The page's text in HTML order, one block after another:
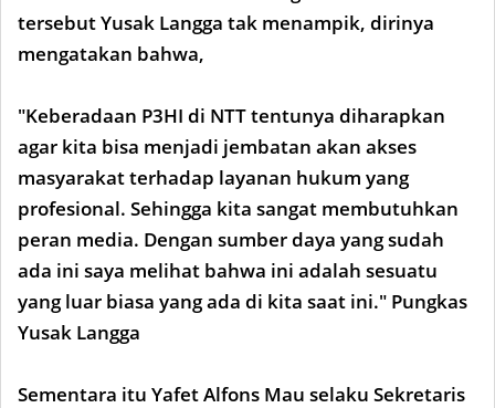
tersebut Yusak Langga tak menampik, dirinya
mengatakan bahwa,
"Keberadaan P3HI di NTT tentunya diharapkan
agar kita bisa menjadi jembatan akan akses
masyarakat terhadap layanan hukum yang
profesional. Sehingga kita sangat membutuhkan
peran media. Dengan sumber daya yang sudah
ada ini saya melihat bahwa ini adalah sesuatu
yang luar biasa yang ada di kita saat ini." Pungkas
Yusak Langga
Sementara itu Yafet Alfons Mau selaku Sekretaris